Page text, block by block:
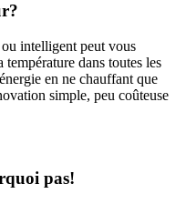
intelligent peut vous
dans toutes les
en ne chauffant que
simple, peu coûteuse
pas!